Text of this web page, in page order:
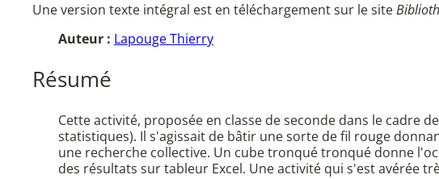
Une version texte intégral est en téléchargement sur le site
Auteur : Lapouge Thierry
Résumé
Cette activité, proposée en classe de seconde dans le cadre
statistiques). Il s'agissait de bâtir une sorte de fil rouge
une recherche collective. Un cube tronqué tronqué donne
des résultats sur tableur Excel. Une activité qui s'est avérée